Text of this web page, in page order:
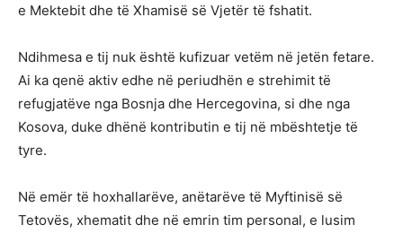
e Mektebit dhe të Xhamisë së Vjetër të fshatit.
Ndihmesa e tij nuk është kufizuar vetëm në jetën fetare.
Ai ka qenë aktiv edhe në periudhën e strehimit të
refugjatëve nga Bosnja dhe Hercegovina, si dhe nga
Kosova, duke dhënë kontributin e tij në mbështetje të
tyre.
Në emër të hoxhallarëve, anëtarëve të Myftinisë së
Tetovës, xhematit dhe në emrin tim personal, e lusim